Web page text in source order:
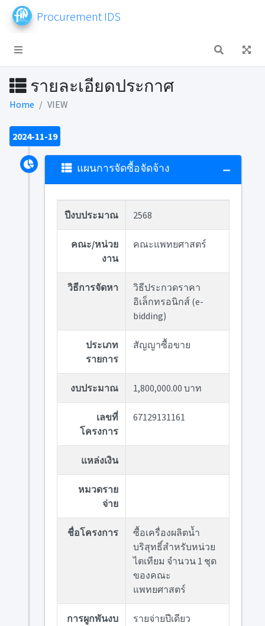
Procurement IDS
รายละเอียดประกาศ
Home VIEW
2024-11-19
แผนการจัดซื้อจัดจ้าง
ปีงบประมาณ 2568
คณะ/หน่วย
งาน
คณะแพทยศาสตร์
วิธีการจัดหา
วิธีประกวดราคา
อิเล็กทรอนิกส์ (e-
bidding)
ประเภท
รายการ
สัญญาซื้อขาย
งบประมาณ 1,800,000.00 บาท
เลขที่
โครงการ
67129131161
แหล่งเงิน
หมวดราย
จ่าย
ชื่อโครงการ
ซื้อเครื่องผลิตน้ำ
บริสุทธิ์สำหรับหน่วย
ไตเทียม จำนวน 1 ชุด
ของคณะ
แพทยศาสตร์
การผูกพันงบ
รายจ่ายปีเดียว